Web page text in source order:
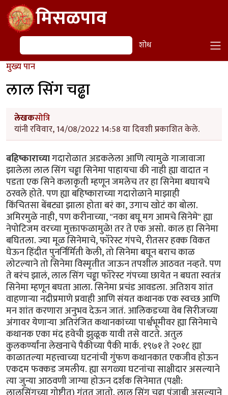
Skip to main contentमिसळपाव
शोध शोध
मुख्य पान
लाल सिंग चढ्ढा
लेखकसोत्रि
यांनी रविवार, 14/08/2022 14:58 या दिवशी प्रकाशित केले.
बहिष्काराच्यागदारोळात अडकलेला आणि त्यामुळे गाजावाजा
झालेला लाल सिंग चढ्ढा सिनेमा पाहायचा की नाही ह्या वादात न
पडता एक सिने कलाकृती म्हणून जमलेच तर हा सिनेमा बघायचे
ठरवले होते. पण ह्या बहिष्काराच्या गदारोळाने माझाही
किंचितसा बेंबट्या झाला होता बरं का, उगाच खोटं का बोला.
अमिरमुळे नाही, पण करीनाच्या, "नका बघू मग आमचे सिनेमे" ह्या
नेपोटिजम वरच्या मुक्ताफळामुळे! तर ते एक असो. काल हा सिनेमा
बघितला. ज्या मूळ सिनेमाचे, फॉरेस्ट गंपचे, रीतसर हक्क विकत
घेऊन हिंदीत पुनर्निर्मिती केली, तो सिनेमा बघून बराच काळ
लोटल्याने तो सिनेमा विस्मृतीत जाऊन तपशील आठवत नव्हते. पण
ते बरंच झालं, लाल सिंग चढ्ढा फॉरेस्ट गंपच्या छायेत न बघता स्वतंत्र
सिनेमा म्हणून बघता आला. सिनेमा प्रचंड आवडला. अतिशय शांत
वाहणाऱ्या नदीप्रमाणे प्रवाही आणि संयत कथानक एक स्वच्छ आणि
मन शांत करणारा अनुभव देऊन जातं. आलिकडच्या वेब सिरीजच्या
अंगावर येणाऱ्या अतिरंजित कथानकांच्या पार्श्वभूमीवर ह्या सिनेमाचे
कथानक एका मंद हवेची झुळूक यावी तसे वाटते. अतुल
कुलकर्ण्यांना लेखनाचे पैकीच्या पैकी मार्क. १९७१ ते २०१८ ह्या
काळातल्या महत्त्वाच्या घटनांची गुंफण कथानकात एकजीव होऊन
एकदम फक्कड जमलीय. ह्या सगळ्या घटनांचा साक्षीदार असल्याने
त्या जुन्या आठवणी जाग्या होऊन दर्शक सिनेमात (पक्षी: